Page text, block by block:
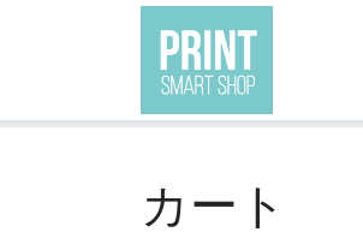
現在地:トップ
カート